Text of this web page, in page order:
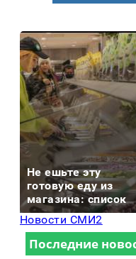
Не ешьте эту
готовую еду из
магазина: список
Новости СМИ2